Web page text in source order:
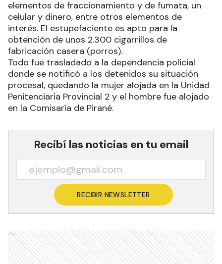
elementos de fraccionamiento y de fumata, un
celular y dinero, entre otros elementos de
interés. El estupefaciente es apto para la
obtención de unos 2.300 cigarrillos de
fabricación casera (porros).
Todo fue trasladado a la dependencia policial
donde se notificó a los detenidos su situación
procesal, quedando la mujer alojada en la Unidad
Penitenciaria Provincial 2 y el hombre fue alojado
en la Comisaría de Pirané.
Recibí las noticias en tu email
RECIBIR NEWSLETTER
Ads